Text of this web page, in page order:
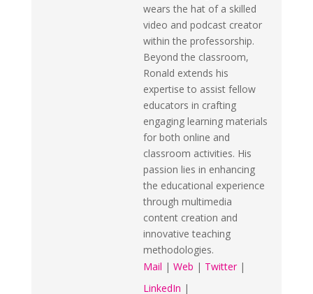
wears the hat of a skilled
video and podcast creator
within the professorship.
Beyond the classroom,
Ronald extends his
expertise to assist fellow
educators in crafting
engaging learning materials
for both online and
classroom activities. His
passion lies in enhancing
the educational experience
through multimedia
content creation and
innovative teaching
methodologies.
Mail | Web | Twitter|
LinkedIn |